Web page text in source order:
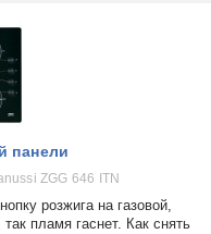
панели
ZGG 646 ITN
розжига на газовой,
пламя гаснет. Как снять